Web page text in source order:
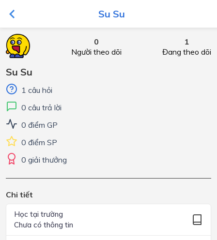
Su Su
0
Người theo dõi
1
Đang theo dõi
Su Su
1 câu hỏi
0 câu trả lời
0 điểm GP
0 điểm SP
0 giải thưởng
Chi tiết
Học tại trường
Chưa có thông tin